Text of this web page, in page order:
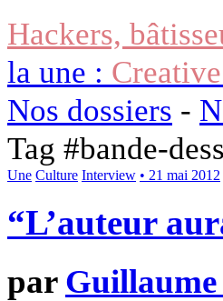
Hackers,
la une :
Nos dossiers -
Tag #bande-
Une Culture Interview • 21 mai 2012
“L’auteur
par